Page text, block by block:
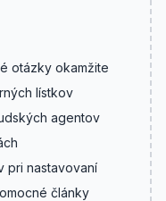
otázky okamžite
lístkov
agentov
pri nastavovaní
články